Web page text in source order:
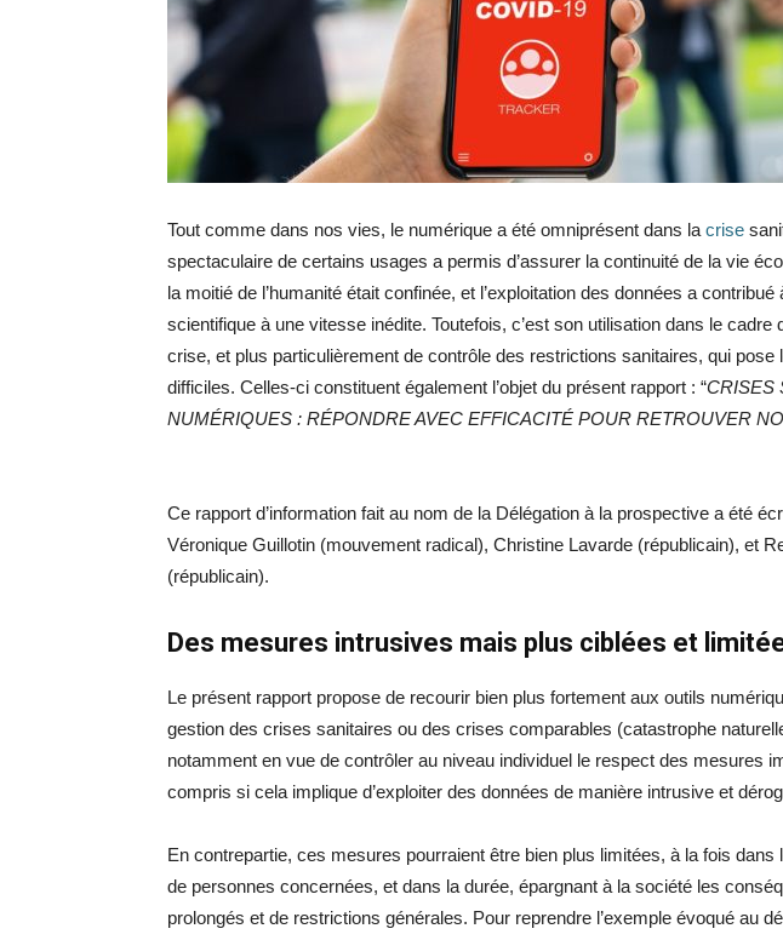
Tout comme dans nos vies, le numérique a été omniprésent dans la crise
spectaculaire de certains usages a permis d’assurer la continuité de la vie
la moitié de l’humanité était confinée, et l’exploitation des données a
scientifique à une vitesse inédite. Toutefois, c’est son utilisation dans le cadre
crise, et plus particulièrement de contrôle des restrictions sanitaires, qui pose
difficiles. Celles-ci constituent également l’objet du présent rapport : “CRISES
NUMÉRIQUES : RÉPONDRE AVEC EFFICACITÉ POUR RETROUVER
Ce rapport d’information fait au nom de la Délégation à la prospective a été
Véronique Guillotin (mouvement radical), Christine Lavarde (républicain), et
(républicain).
Des mesures intrusives mais plus ciblées et
Le présent rapport propose de recourir bien plus fortement aux outils
gestion des crises sanitaires ou des crises comparables (catastrophe
notamment en vue de contrôler au niveau individuel le respect des mesures
compris si cela implique d’exploiter des données de manière intrusive et
En contrepartie, ces mesures pourraient être bien plus limitées, à la fois dans
de personnes concernées, et dans la durée, épargnant à la société les
prolongés et de restrictions générales. Pour reprendre l’exemple évoqué au